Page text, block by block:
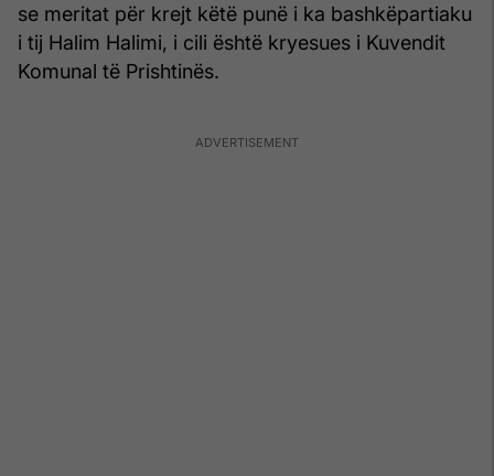
se meritat për krejt këtë punë i ka bashkëpartiaku
i tij Halim Halimi, i cili është kryesues i Kuvendit
Komunal të Prishtinës.